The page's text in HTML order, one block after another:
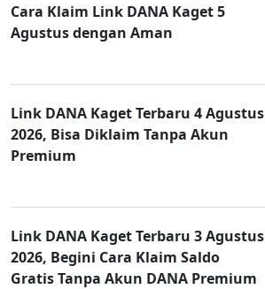
Cara Klaim Link DANA Kaget 5
Agustus dengan Aman
Link DANA Kaget Terbaru 4 Agustus
2026, Bisa Diklaim Tanpa Akun
Premium
Link DANA Kaget Terbaru 3 Agustus
2026, Begini Cara Klaim Saldo
Gratis Tanpa Akun DANA Premium